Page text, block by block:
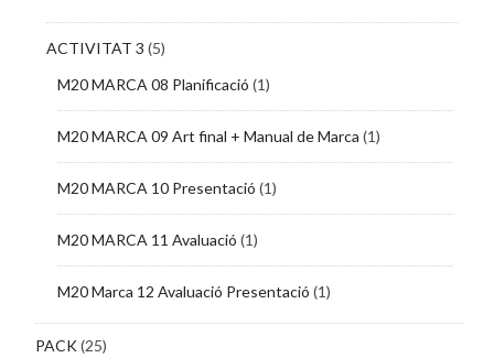
ACTIVITAT 3 (5)
M20 MARCA 08 Planificació (1)
M20 MARCA 09 Art final + Manual de Marca (1)
M20 MARCA 10 Presentació (1)
M20 MARCA 11 Avaluació (1)
M20 Marca 12 Avaluació Presentació (1)
PACK(25)